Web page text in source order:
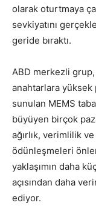
olarak oturtmaya
sevkiyatını
geride bıraktı.
ABD merkezli
anahtarlara
sunulan MEMS
büyüyen birçok
ağırlık, verimlilik
ödünleşmeleri
yaklaşımın daha
açısından daha
ediyor.